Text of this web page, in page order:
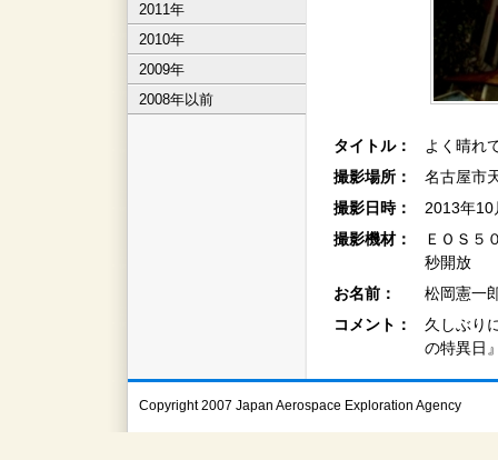
2011年
2010年
2009年
2008年以前
タイトル：
よく晴れ
撮影場所：
名古屋市
撮影日時：
2013年
撮影機材：
ＥＯＳ
秒開放
お名前：
松岡憲一
コメント：
久しぶり
の特異日
Copyright 2007 Japan Aerospace Exploration Agency